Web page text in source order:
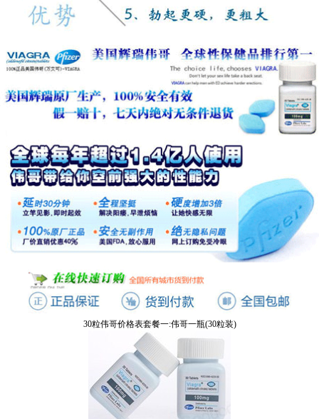
30粒伟哥价格表套餐一:伟哥一瓶(30粒装)